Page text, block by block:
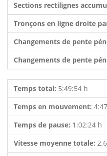
Sections rectilignes
Tronçons en ligne droite
Changements de pente
Changements de pente
Temps total: 5:49:54 h
Temps en mouvement:
Temps de pause: 1:02:24 h
Vitesse moyenne totale: